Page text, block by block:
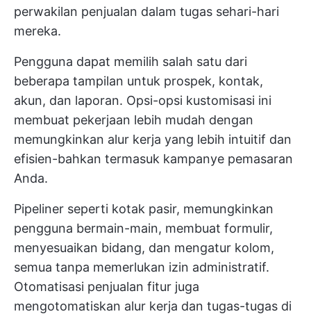
perwakilan penjualan dalam tugas sehari-hari
mereka.
Pengguna dapat memilih salah satu dari
beberapa tampilan untuk prospek, kontak,
akun, dan laporan. Opsi-opsi kustomisasi ini
membuat pekerjaan lebih mudah dengan
memungkinkan alur kerja yang lebih intuitif dan
efisien-bahkan termasuk kampanye pemasaran
Anda.
Pipeliner seperti kotak pasir, memungkinkan
pengguna bermain-main, membuat formulir,
menyesuaikan bidang, dan mengatur kolom,
semua tanpa memerlukan izin administratif.
Otomatisasi penjualan fitur juga
mengotomatiskan alur kerja dan tugas-tugas di